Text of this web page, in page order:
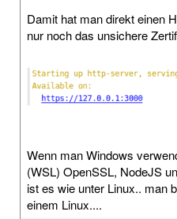
Damit hat man direkt einen
nur noch das unsichere
Wenn man Windows
(WSL) OpenSSL, NodeJS
ist es wie unter Linux.. man
einem Linux....